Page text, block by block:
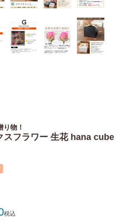
物！
スフラワー 生花 hana cube
税込